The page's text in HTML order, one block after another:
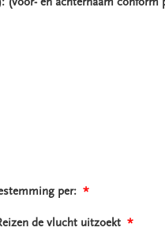
per: *
de vlucht uitzoekt *